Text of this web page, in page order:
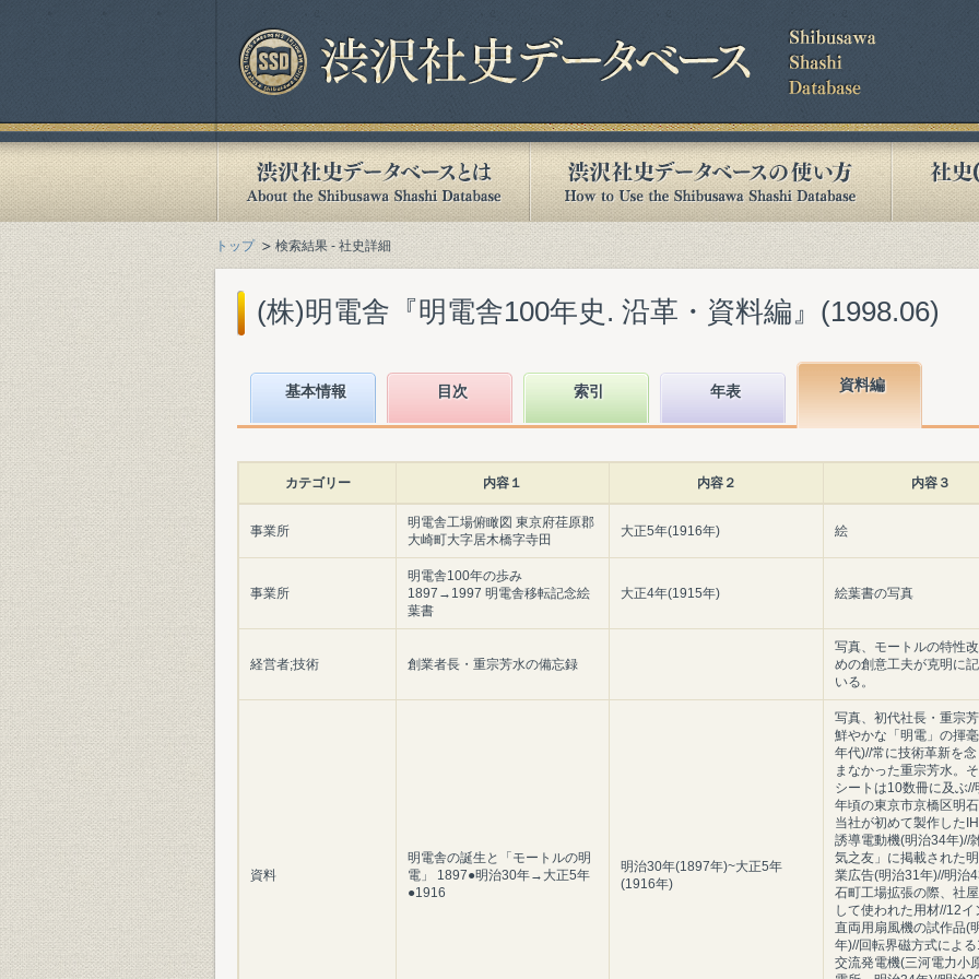
トップ 検索結果 - 社史詳細
(株)明電舎『明電舎100年史. 沿革・資料編』(1998.06)
基本情報 目次 索引 年表 資料編
カテゴリー 内容１ 内容２ 内容３
事業所
明電舎工場俯瞰図 東京府荏原郡
大崎町大字居木橋字寺田
大正5年(1916年) 絵
事業所
明電舎100年の歩み
1897→1997 明電舎移転記念絵
葉書
大正4年(1915年) 絵葉書の写真
経営者;技術 創業者長・重宗芳水の備忘録
写真、モートルの特性
めの創意工夫が克明に
いる。
資料
明電舎の誕生と「モートルの明
電」 1897●明治30年→大正5年
●1916
明治30年(1897年)~大正5年
(1916年)
写真、初代社長・重宗
鮮やかな「明電」の揮
年代)//常に技術革新を
まなかった重宗芳水。
シートは10数冊に及ぶ//
年頃の東京市京橋区明
当社が初めて製作した
誘導電動機(明治34年)//
気之友」に掲載された
業広告(明治31年)//明治
石町工場拡張の際、社
して使われた用材//12イ
直両用扇風機の試作品(
年)//回転界磁方式によ
交流発電機(三河電力小